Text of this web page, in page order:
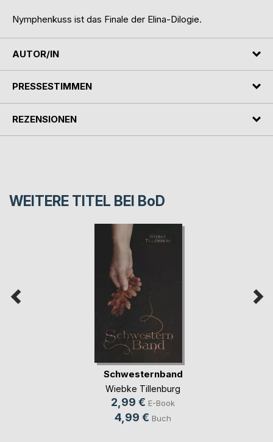
Nymphenkuss ist das Finale der Elina-Dilogie.
AUTOR/IN
PRESSESTIMMEN
REZENSIONEN
WEITERE TITEL BEI BoD
Schwesternband
Wiebke Tillenburg
2,99 € E-Book
4,99 € Buch